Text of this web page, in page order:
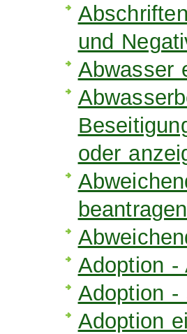
und
Abwasser
oder
beantragen
Adoption -
Adoption -
Adoption